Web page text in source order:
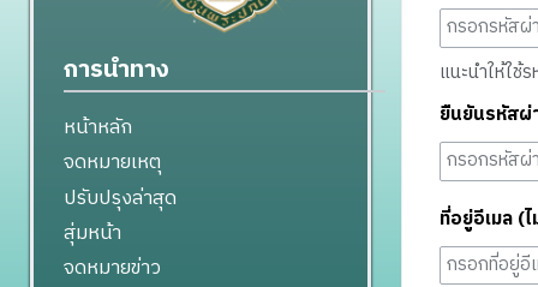
แนะนำให้ใช้
ยืนยันรหัสผ่
ที่อยู่อีเมล (
การนำทาง
หน้าหลัก
จดหมายเหตุ
ปรับปรุงล่าสุด
สุ่มหน้า
จดหมายข่าว